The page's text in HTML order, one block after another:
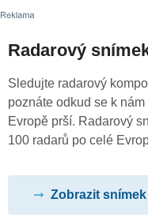
Radarový
Sledujte radarový
poznáte odkud se k
Evropě prší. Radarový
100 radarů po celé
Zobrazit